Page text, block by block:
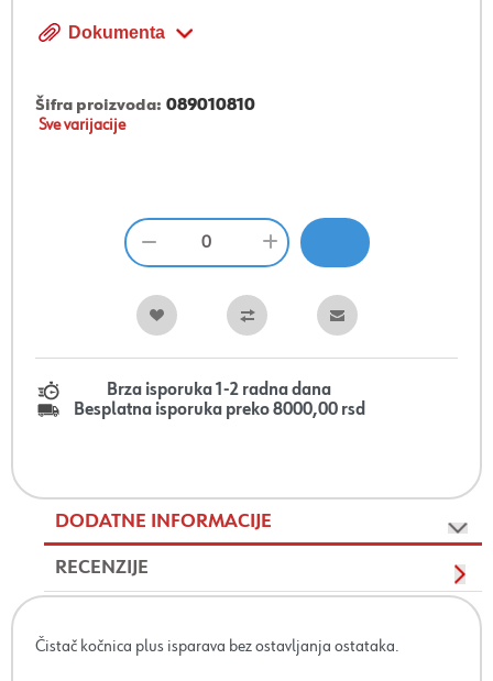
Dokumenta
Šifra proizvoda: 089010810
Sve varijacije
Brza isporuka 1-2 radna dana
Besplatna isporuka preko 8000,00 rsd
DODATNE INFORMACIJE
RECENZIJE
Čistač kočnica plus isparava bez ostavljanja ostataka.